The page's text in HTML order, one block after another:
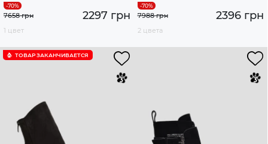
2297 грн
7658 грн
1 цвет
2396 грн
7988 грн
2 цвета
ТОВАР ЗАКАНЧИВАЕТСЯ